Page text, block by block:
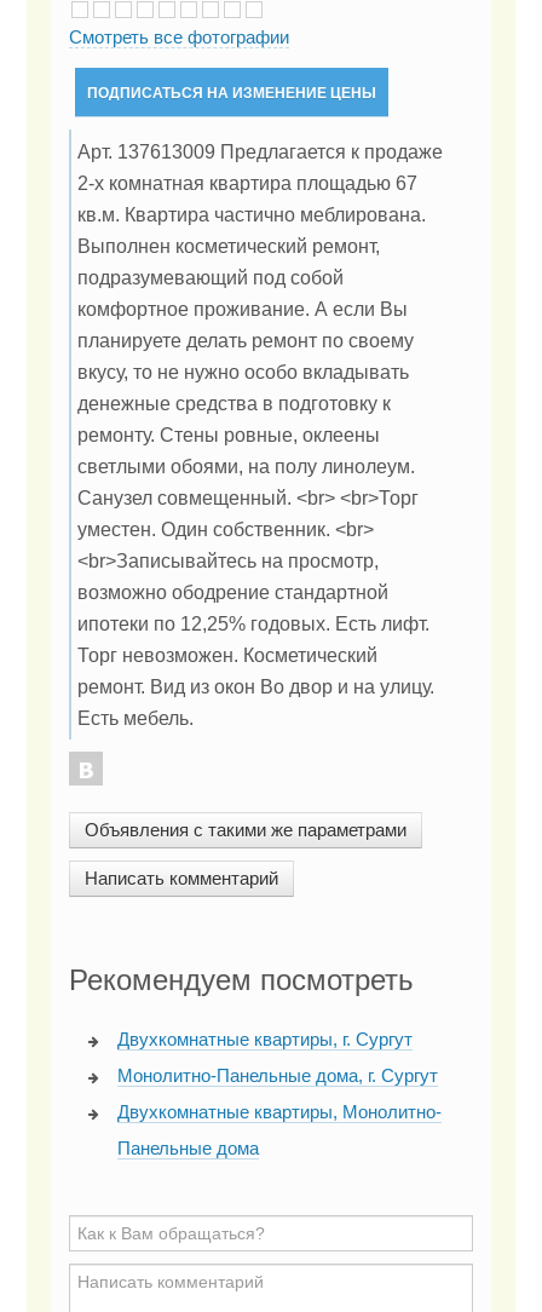
Смотреть все фотографии
ПОДПИСАТЬСЯ НА ИЗМЕНЕНИЕ ЦЕНЫ
Арт. 137613009 Предлагается к продаже
2-х комнатная квартира площадью 67
кв.м. Квартира частично меблирована.
Выполнен косметический ремонт,
подразумевающий под собой
комфортное проживание. А если Вы
планируете делать ремонт по своему
вкусу, то не нужно особо вкладывать
денежные средства в подготовку к
ремонту. Стены ровные, оклеены
светлыми обоями, на полу линолеум.
Санузел совмещенный. <br> <br>Торг
уместен. Один собственник. <br>
<br>Записывайтесь на просмотр,
возможно ободрение стандартной
ипотеки по 12,25% годовых. Есть лифт.
Торг невозможен. Косметический
ремонт. Вид из окон Во двор и на улицу.
Есть мебель.
Объявления с такими же параметрами
Написать комментарий
Рекомендуем посмотреть
Двухкомнатные квартиры, г. Сургут
Монолитно-Панельные дома, г. Сургут
Двухкомнатные квартиры, Монолитно-
Панельные дома